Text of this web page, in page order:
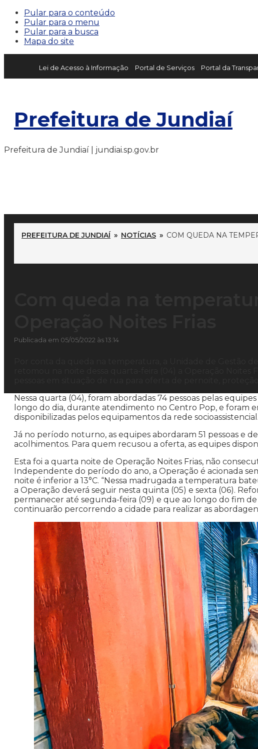
Pular para o conteúdo
Pular para o menu
Pular para a busca
Mapa do site
Lei de Acesso à Informação Portal de Serviços Portal da
Prefeitura de Jundiaí
Prefeitura de Jundiaí | jundiai.sp.gov.br
PREFEITURA DE JUNDIAÍ » NOTÍCIAS » COM QUEDA NA
Publicada em 05/05/2022 às 13:14
Nessa quarta (04), foram abordadas 74 pessoas pelas
longo do dia, durante atendimento no Centro Pop, e foram
disponibilizadas pelos equipamentos da rede socioassistencial.
Já no período noturno, as equipes abordaram 51 pessoas e
acolhimentos. Para quem recusou a oferta, as equipes
Esta foi a quarta noite de Operação Noites Frias, não
Independente do período do ano, a Operação é acionada
noite é inferior a 13°C. “Nessa madrugada a temperatura
a Operação deverá seguir nesta quinta (05) e sexta (06).
permanecer até segunda-feira (09) e que ao longo do fim de
continuarão percorrendo a cidade para realizar as